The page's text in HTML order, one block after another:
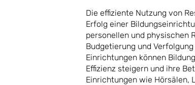
Die effiziente Nutzung von
Erfolg einer
personellen und physischen
Budgetierung und
Einrichtungen können
Effizienz steigern und ihre
Einrichtungen wie Hörsälen,